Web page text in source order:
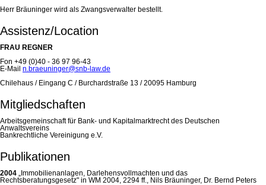
Herr Bräuninger wird als Zwangsverwalter bestellt.
Assistenz/Location
FRAU REGNER
Fon +49 (0)40 - 36 97 96-43
E-Mail n.braeuninger@snb-law.de
Chilehaus / Eingang C / Burchardstraße 13 / 20095 Hamburg
Mitgliedschaften
Arbeitsgemeinschaft für Bank- und Kapitalmarktrecht des Deutschen
Anwaltsvereins
Bankrechtliche Vereinigung e.V.
Publikationen
2004 „Immobilienanlagen, Darlehensvollmachten und das
Rechtsberatungsgesetz" in WM 2004, 2294 ff., Nils Bräuninger, Dr. Bernd Peters